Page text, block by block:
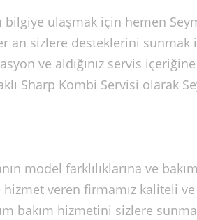
bilgiye ulaşmak için hemen
an sizlere desteklerini sunmak
ve aldığınız servis içeriğine
Sharp Kombi Servisi olarak
model farklılıklarına ve
veren firmamız kaliteli
bakım hizmetini sizlere